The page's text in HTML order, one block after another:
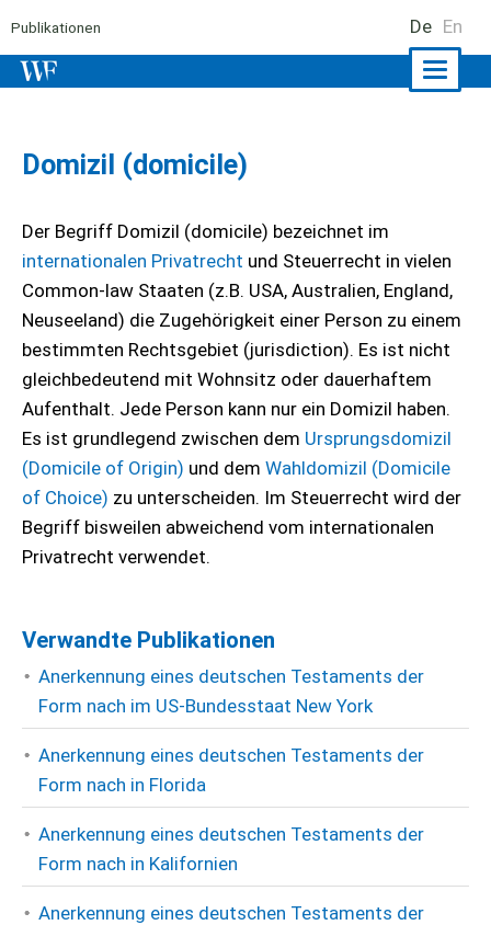
Publikationen De En
Domizil (domicile)
Der Begriff Domizil (domicile) bezeichnet im
internationalen Privatrecht und Steuerrecht in vielen
Common-law Staaten (z.B. USA, Australien, England,
Neuseeland) die Zugehörigkeit einer Person zu einem
bestimmten Rechtsgebiet (jurisdiction). Es ist nicht
gleichbedeutend mit Wohnsitz oder dauerhaftem
Aufenthalt. Jede Person kann nur ein Domizil haben.
Es ist grundlegend zwischen dem Ursprungsdomizil
(Domicile of Origin) und dem Wahldomizil (Domicile
of Choice) zu unterscheiden. Im Steuerrecht wird der
Begriff bisweilen abweichend vom internationalen
Privatrecht verwendet.
Verwandte Publikationen
Anerkennung eines deutschen Testaments der
Form nach im US-Bundesstaat New York
Anerkennung eines deutschen Testaments der
Form nach in Florida
Anerkennung eines deutschen Testaments der
Form nach in Kalifornien
Anerkennung eines deutschen Testaments der